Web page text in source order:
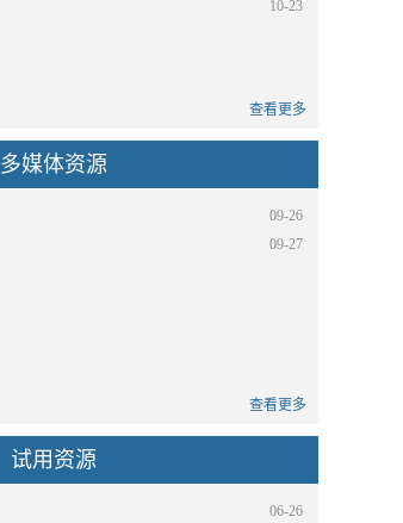
10-23
查看更多
多媒体资源
09-26
09-27
查看更多
试用资源
06-26